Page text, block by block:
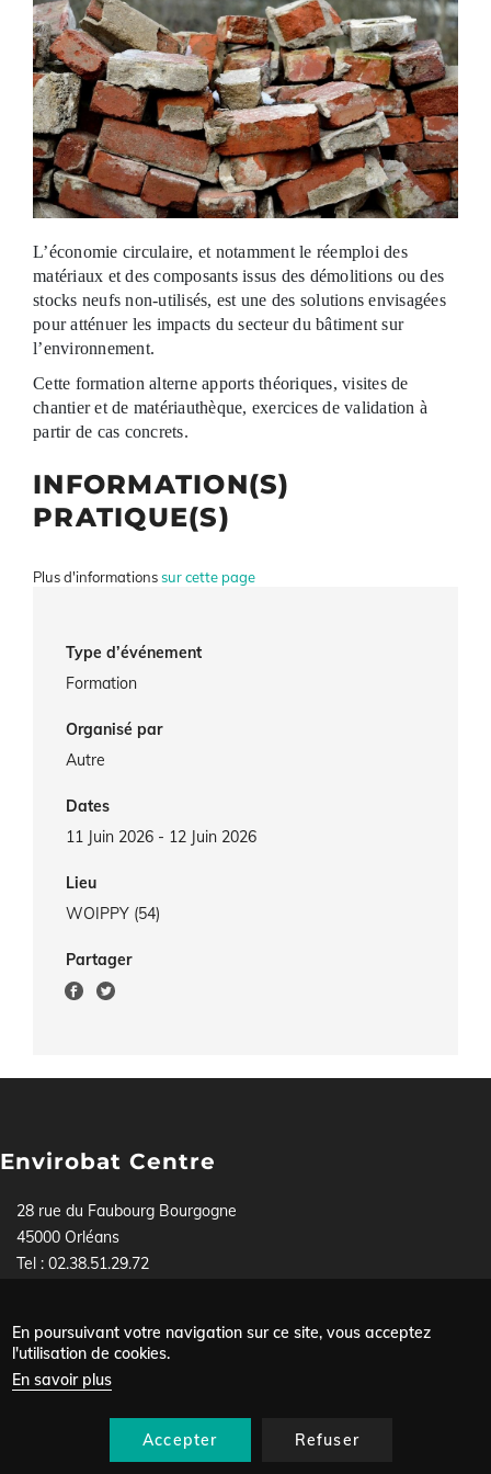
Contenu
L’économie circulaire, et notamment le réemploi des
matériaux et des composants issus des démolitions ou des
stocks neufs non-utilisés, est une des solutions envisagées
pour atténuer les impacts du secteur du bâtiment sur
l’environnement.
Cette formation alterne apports théoriques, visites de
chantier et de matériauthèque, exercices de validation à
partir de cas concrets.
INFORMATION(S)
PRATIQUE(S)
Information(s) pratique(s)
Plus d'informationssur cette page
Type d’événement
Formation
Organisé par
Autre
Dates
11 Juin 2026 - 12 Juin 2026
Lieu
WOIPPY (54)
Partager
Envirobat Centre
28 rue du Faubourg Bourgogne
45000 Orléans
Tel : 02.38.51.29.72
Menu
Mentions légales
En poursuivant votre navigation sur ce site, vous acceptez
l'utilisation de cookies.
En savoir plus
Accepter Refuser